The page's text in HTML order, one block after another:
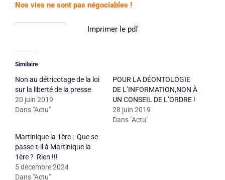
Nos vies ne sont pas négociables !
Imprimer le pdf
Similaire
Non au détricotage de la loi
sur la liberté de la presse
20 juin 2019
Dans "Actu"
POUR LA DÉONTOLOGIE
DE L’INFORMATION,NON À
UN CONSEIL DE L’ORDRE !
28 juin 2019
Dans "Actu"
Martinique la 1ère : Que se
passe-t-il à Martinique la
1ère ? Rien !!!
5 décembre 2024
Dans "Actu"